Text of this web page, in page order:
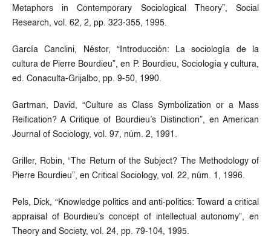
Metaphors in Contemporary Sociological Theory”, Social
Research, vol. 62, 2, pp. 323-355, 1995.
García Canclini, Néstor, “Introducción: La sociología de la
cultura de Pierre Bourdieu”, en P. Bourdieu, Sociología y cultura,
ed. Conaculta-Grijalbo, pp. 9-50, 1990.
Gartman, David, “Culture as Class Symbolization or a Mass
Reification? A Critique of Bourdieu’s Distinction”, en American
Journal of Sociology, vol. 97, núm. 2, 1991.
Griller, Robin, “The Return of the Subject? The Methodology of
Pierre Bourdieu”, en Critical Sociology, vol. 22, núm. 1, 1996.
Pels, Dick, “Knowledge politics and anti-politics: Toward a critical
appraisal of Bourdieu’s concept of intellectual autonomy”, en
Theory and Society, vol. 24, pp. 79-104, 1995.